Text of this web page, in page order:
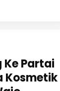
Partai
Kosmetik